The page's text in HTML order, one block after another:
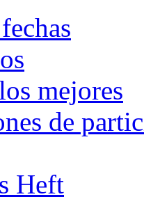
mejores
de
Heft